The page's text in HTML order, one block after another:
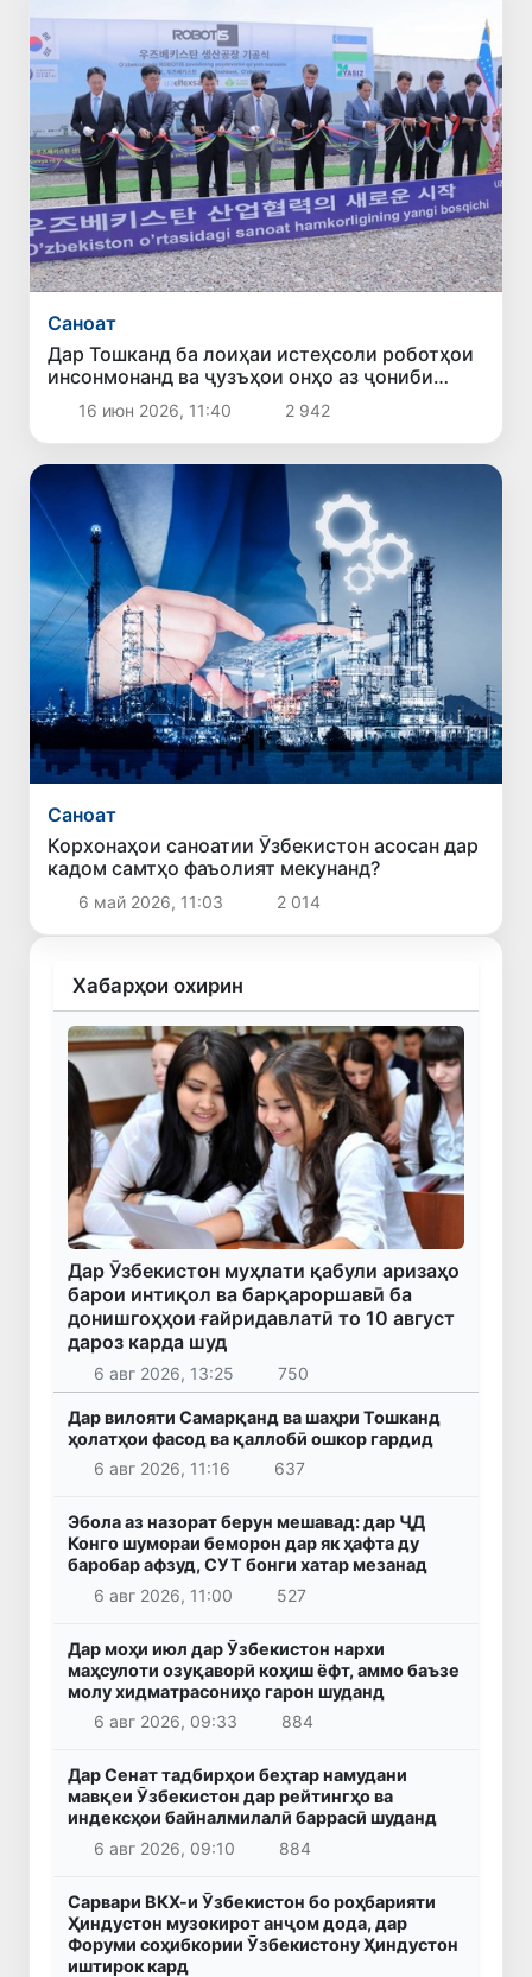
Саноат
Дар Тошканд ба лоиҳаи истеҳсоли роботҳои
инсонмонанд ва ҷузъҳои онҳо аз ҷониби
ширкати ROBOTIS оғоз ёфт
16 июн 2026, 11:40 2 942
Саноат
Корхонаҳои саноатии Ӯзбекистон асосан дар
кадом самтҳо фаъолият мекунанд?
6 май 2026, 11:03 2 014
Хабарҳои охирин
Дар Ӯзбекистон муҳлати қабули аризаҳо
барои интиқол ва барқароршавӣ ба
донишгоҳҳои ғайридавлатӣ то 10 август
дароз карда шуд
6 авг 2026, 13:25 750
Дар вилояти Самарқанд ва шаҳри Тошканд
ҳолатҳои фасод ва қаллобӣ ошкор гардид
6 авг 2026, 11:16
637
Эбола аз назорат берун мешавад: дар ҶД
Конго шумораи беморон дар як ҳафта ду
баробар афзуд, СУТ бонги хатар мезанад
6 авг 2026, 11:00
527
Дар моҳи июл дар Ӯзбекистон нархи
маҳсулоти озуқаворӣ коҳиш ёфт, аммо баъзе
молу хидматрасониҳо гарон шуданд
6 авг 2026, 09:33
884
Дар Сенат тадбирҳои беҳтар намудани
мавқеи Ӯзбекистон дар рейтингҳо ва
индексҳои байналмилалӣ баррасӣ шуданд
6 авг 2026, 09:10
884
Сарвари ВКХ-и Ӯзбекистон бо роҳбарияти
Ҳиндустон музокирот анҷом дода, дар
Форуми соҳибкории Ӯзбекистону Ҳиндустон
иштирок кард